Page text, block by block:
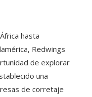
hasta
Redwings
de explorar
una
de corretaje